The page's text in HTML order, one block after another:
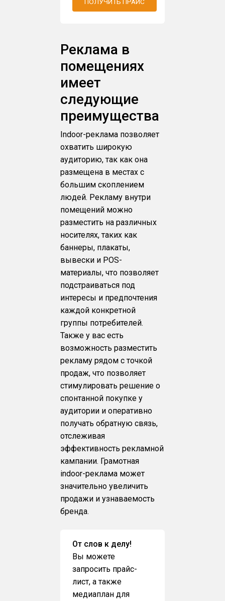
Реклама в
помещениях
имеет
следующие
преимущества
Indoor-реклама позволяет
охватить широкую
аудиторию, так как она
размещена в местах с
большим скоплением
людей. Рекламу внутри
помещений можно
разместить на различных
носителях, таких как
баннеры, плакаты,
вывески и POS-
материалы, что позволяет
подстраиваться под
интересы и предпочтения
каждой конкретной
группы потребителей.
Также у вас есть
возможность разместить
рекламу рядом с точкой
продаж, что позволяет
стимулировать решение о
спонтанной покупке у
аудитории и оперативно
получать обратную связь,
отслеживая
эффективность рекламной
кампании. Грамотная
indoor-реклама может
значительно увеличить
продажи и узнаваемость
бренда.
От слов к делу!
Вы можете
запросить прайс-
лист, а также
медиаплан для